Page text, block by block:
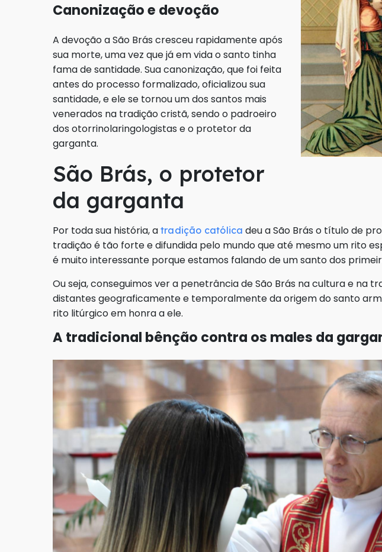
Canonização e devoção
A devoção a São Brás cresceu rapidamente após
sua morte, uma vez que já em vida o santo tinha
fama de santidade. Sua canonização, que foi feita
antes do processo formalizado, oficializou sua
santidade, e ele se tornou um dos santos mais
venerados na tradição cristã, sendo o padroeiro
dos otorrinolaringologistas e o protetor da
garganta.
São Brás, o protetor
da garganta
Por toda sua história, a tradição católica deu a São Brás o título de
tradição é tão forte e difundida pelo mundo que até mesmo um rito
é muito interessante porque estamos falando de um santo dos
Ou seja, conseguimos ver a penetrância de São Brás na cultura e na
distantes geograficamente e temporalmente da origem do santo
rito litúrgico em honra a ele.
A tradicional bênção contra os males da